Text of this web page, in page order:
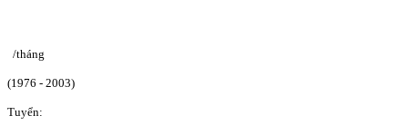
/tháng
(1976 - 2003)
Tuyển: